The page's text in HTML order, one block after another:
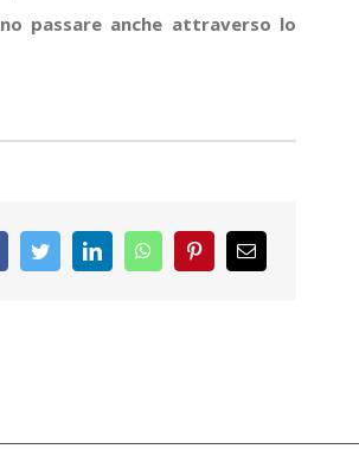
passare anche attraverso lo